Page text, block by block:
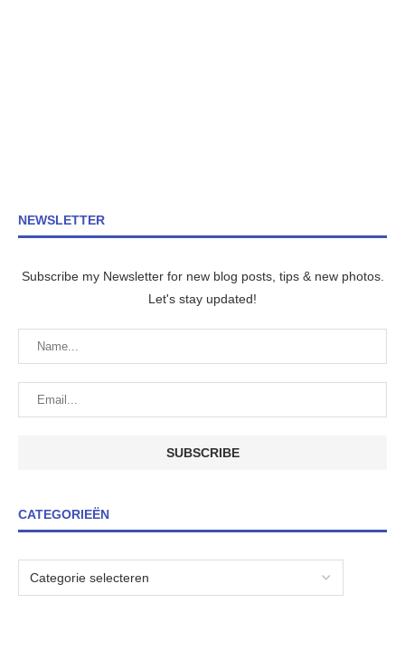
NEWSLETTER
Subscribe my Newsletter for new blog posts, tips & new photos.
Let's stay updated!
CATEGORIEËN